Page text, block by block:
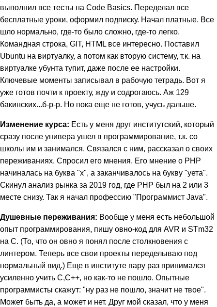
выполнил все тесты на Code Basics. Переделал все
бесплатные уроки, оформил подписку. Начал платные. Все
шло нормально, где-то было сложно, где-то легко.
Командная строка, GIT, HTML все интересно. Поставил
Ubuntu на виртуалку, а потом как вторую систему, т.к. на
виртуалке убунта тупит, даже после ее настройки.
Ключевые моменты записывал в рабочую тетрадь. Вот я
уже готов почти к проекту, жду и содрогаюсь. Аж 129
бакинских...б-р-р. Но пока еще не готов, учусь дальше.
Изменение курса: Есть у меня друг институтский, который
сразу после универа ушел в программирование, т.к. со
школы им и занимался. Связался с ним, рассказал о своих
переживаниях. Спросил его мнения. Его мнение о РНР
начиналась на буква "х", а заканчивалось на букву "уета".
Скинул анализ рынка за 2019 год, где РНР был на 2 или 3
месте снизу. Так я начал профессию "Программист Java".
Душевные переживания: Вообще у меня есть небольшой
опыт программирования, пишу овно-код для AVR и STm32
на С. (То, что он овно я понял после столкновения с
линтером. Теперь все свои проекты переделываю под
нормальный вид.) Еще в институте пару раз принимался
усиленно учить С,С++, но как-то не пошло. Опытные
программисты скажут: "ну раз не пошло, значит не твое".
Может быть да, а может и нет. Друг мой сказал, что у меня